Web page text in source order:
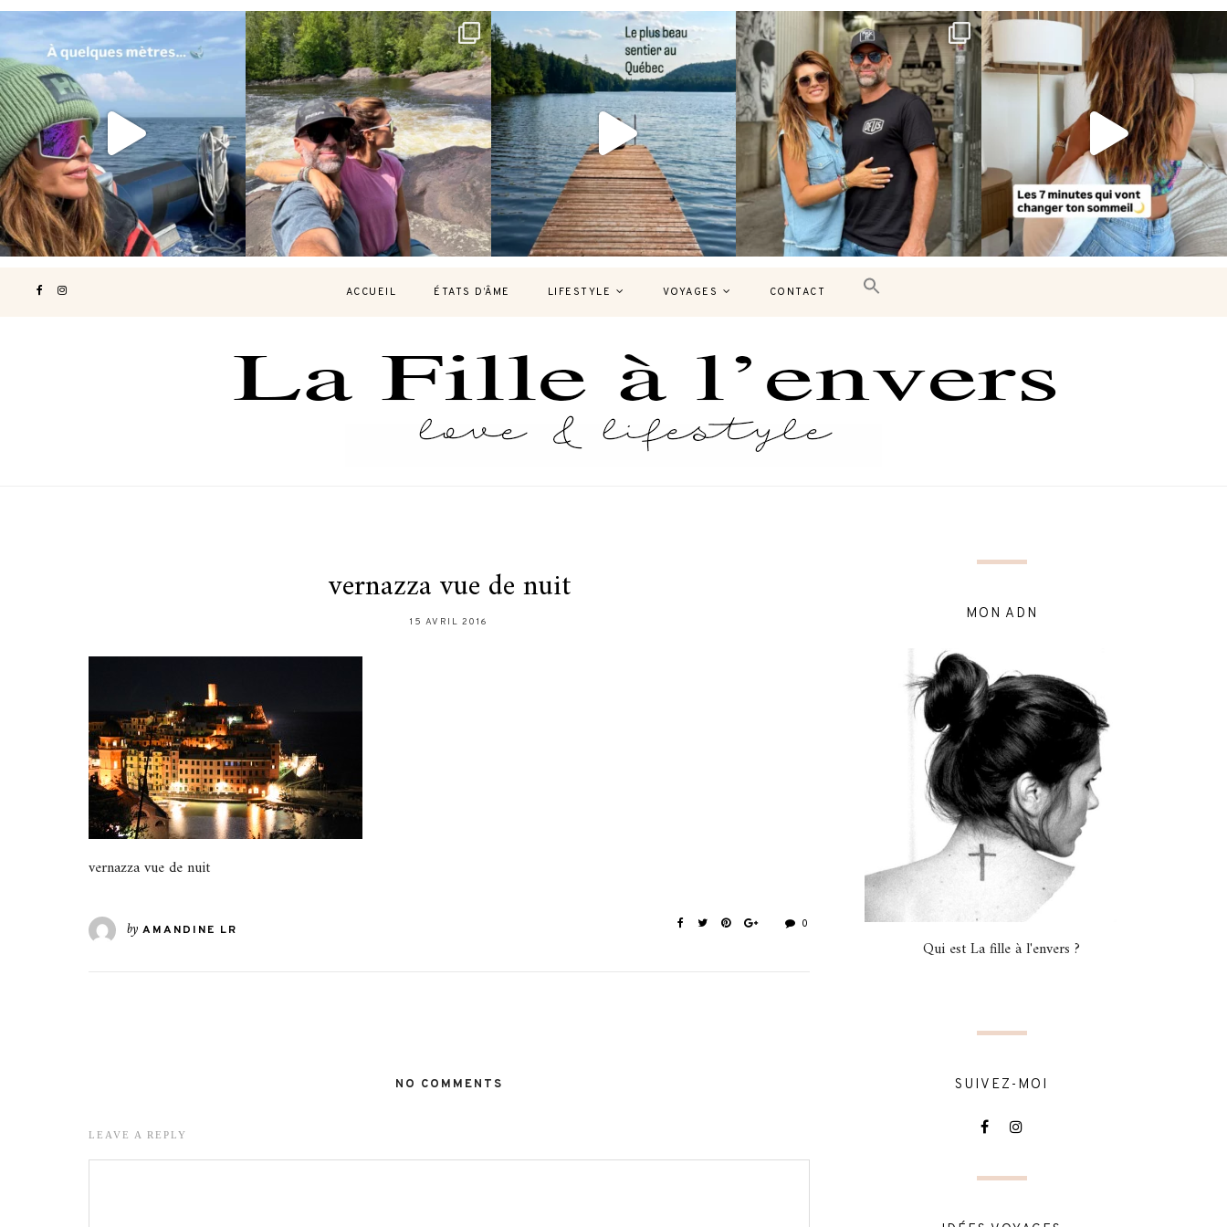
Voir une baleine en photo, c’est
impressionnant 🐋...
199
Les Laurentides, le Québec version
nature.
...
311 47
Et si je te disais qu’il existe un sentier où
127 37
Montréal, une très belle surprise 🇨🇦
J’ai...
444
Le sommeil est essentiel à notre bien-
être… et...
102 14
ACCUEIL ÉTATS D’ÂME LIFESTYLE VOYAGES CONTACT
vernazza vue de nuit
15 AVRIL 2016
vernazza vue de nuit
by AMANDINE LR 0
NO COMMENTS
LEAVE A REPLY
MON ADN
Qui est La fille à l'envers ?
SUIVEZ-MOI